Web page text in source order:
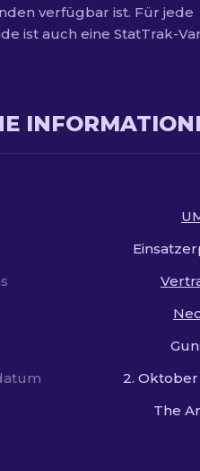
verfügbar ist. Für jede
ist auch eine StatTrak-
2.
The